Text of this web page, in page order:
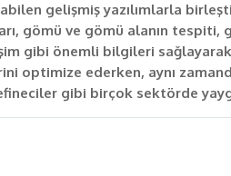
gelişmiş yazılımlarla
gömü ve gömü alanın tespiti,
gibi önemli bilgileri sağlayarak
optimize ederken, aynı
gibi birçok sektörde